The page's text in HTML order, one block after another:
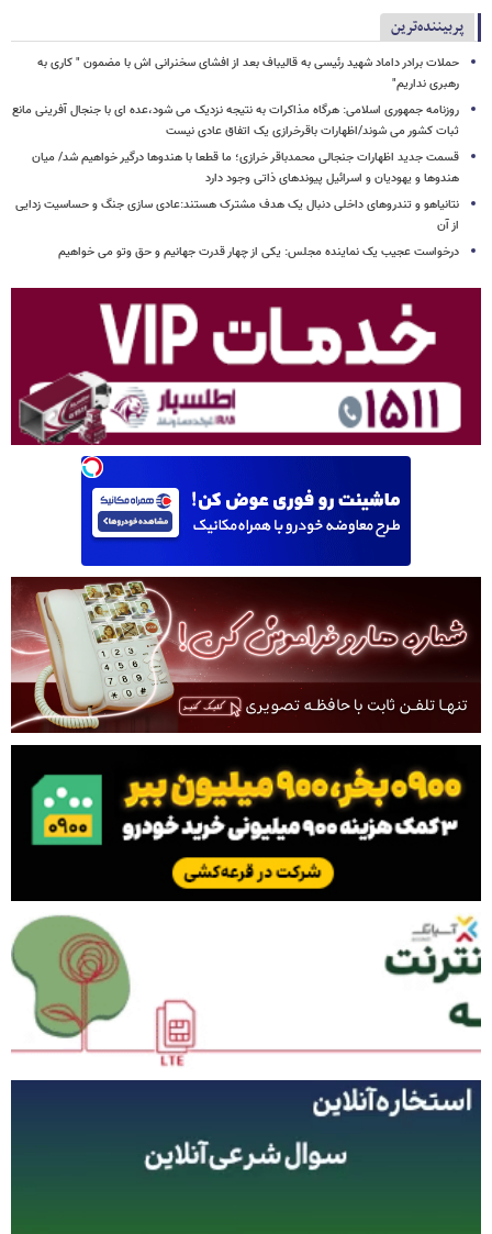
پربیننده‌ترین
حملات برادر داماد شهید رئیسی به قالیباف بعد از افشای سخنرانی اش با مضمون " کاری به
رهبری نداریم"
روزنامه جمهوری اسلامی: هرگاه مذاکرات به نتیجه نزدیک می شود،عده ای با جنجال آفرینی مانع
ثبات کشور می شوند/اظهارات باقرخرازی یک اتفاق عادی نیست
قسمت جدید اظهارات جنجالی محمدباقر خرازی؛ ما قطعا با هندوها درگیر خواهیم شد/ میان
هندوها و یهودیان و اسرائیل پیوندهای ذاتی وجود دارد
نتانیاهو و تندروهای داخلی دنبال یک هدف مشترک هستند:عادی سازی جنگ و حساسیت زدایی
از آن
درخواست عجیب یک نماینده مجلس: یکی از چهار قدرت جهانیم و حق وتو می خواهیم